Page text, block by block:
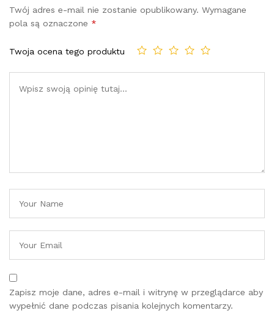
Twój adres e-mail nie zostanie opublikowany. Wymagane
pola są oznaczone *
Twoja ocena tego produktu
Zapisz moje dane, adres e-mail i witrynę w przeglądarce aby
wypełnić dane podczas pisania kolejnych komentarzy.